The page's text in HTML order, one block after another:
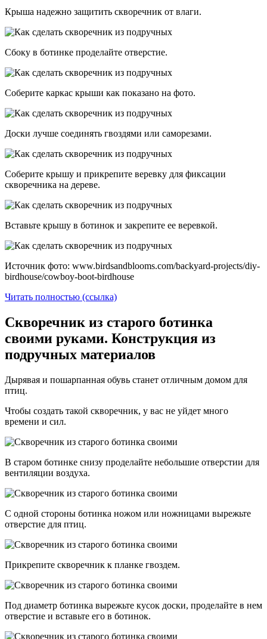
Крыша надежно защитить скворечник от влаги.
Сбоку в ботинке проделайте отверстие.
Соберите каркас крыши как показано на фото.
Доски лучше соединять гвоздями или саморезами.
Соберите крышу и прикрепите веревку для фиксации
скворечника на дереве.
Вставьте крышу в ботинок и закрепите ее веревкой.
Источник фото: www.birdsandblooms.com/backyard-projects/diy-
birdhouse/cowboy-boot-birdhouse
Читать полностью (ссылка)
Скворечник из старого ботинка
своими руками. Конструкция из
подручных материалов
Дырявая и пошарпанная обувь станет отличным домом для
птиц.
Чтобы создать такой скворечник, у вас не уйдет много
времени и сил.
В старом ботинке снизу проделайте небольшие отверстии для
вентиляции воздуха.
С одной стороны ботинка ножом или ножницами вырежьте
отверстие для птиц.
Прикрепите скворечник к планке гвоздем.
Под диаметр ботинка вырежьте кусок доски, проделайте в нем
отверстие и вставьте его в ботинок.